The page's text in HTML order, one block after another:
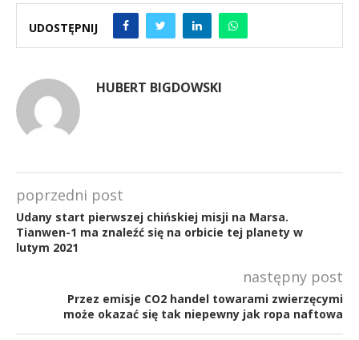
UDOSTĘPNIJ
HUBERT BIGDOWSKI
poprzedni post
Udany start pierwszej chińskiej misji na Marsa.
Tianwen-1 ma znaleźć się na orbicie tej planety w
lutym 2021
następny post
Przez emisje CO2 handel towarami zwierzęcymi
może okazać się tak niepewny jak ropa naftowa